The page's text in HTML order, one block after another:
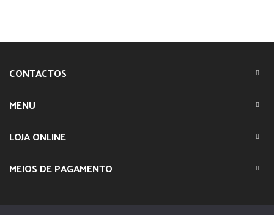
CONTACTOS
MENU
LOJA ONLINE
MEIOS DE PAGAMENTO